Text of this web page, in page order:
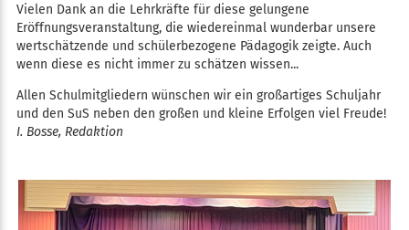
Vielen Dank an die Lehrkräfte für diese gelungene
Eröffnungsveranstaltung, die wiedereinmal wunderbar unsere
wertschätzende und schülerbezogene Pädagogik zeigte. Auch
wenn diese es nicht immer zu schätzen wissen...
Allen Schulmitgliedern wünschen wir ein großartiges Schuljahr
und den SuS neben den großen und kleine Erfolgen viel Freude!
I. Bosse, Redaktion